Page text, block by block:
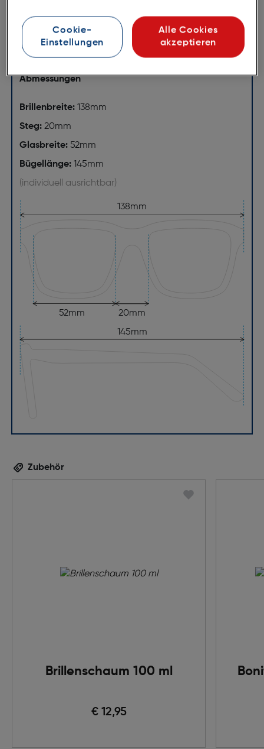
mit unzureichender Abfallbewirtschaftung und wird
ethisch verantwortungsvoll gesammelt.
Abmessungen
Brillenbreite: 138mm
Steg: 20mm
Glasbreite: 52mm
Bügellänge: 145mm
(individuell ausrichtbar)
138mm
20mm
52mm
145mm
Zubehör
Brillenschaum 100 ml
€ 12,95
Cookie-
Einstellungen
Alle Cookies
akzeptieren